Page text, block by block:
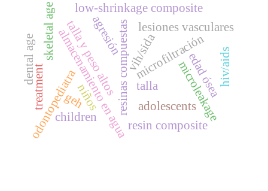
microfiltración
almacenamiento en agua
resinas compuestas microleakage
low-shrinkage composite
resin composite
agresión
odontopediatra
lesiones vasculares
niños
children
adolescents
treatment
dental ageskeletal age
edad ósea
talla y peso altos talla
vih/sida hiv/aids
geh